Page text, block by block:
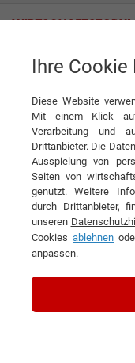
ePaper
Ihre Cookie
Diese Website
Mit einem Klick
Verarbeitung und
Drittanbieter. Die
Ausspielung von
Seiten von
genutzt. Weitere
durch Drittanbieter,
unseren
Cookies ablehnen
anpassen.